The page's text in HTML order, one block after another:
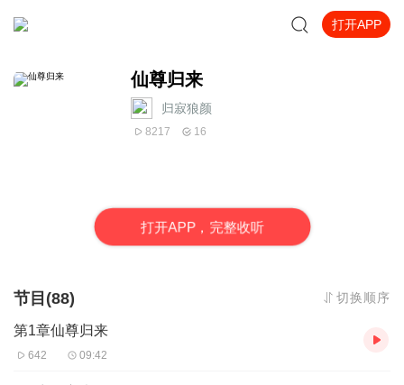
打开APP
仙尊归来
归寂狼颜
8217 16
打开APP，完整收听
节目(88) 切换顺序
第1章仙尊归来
642 09:42